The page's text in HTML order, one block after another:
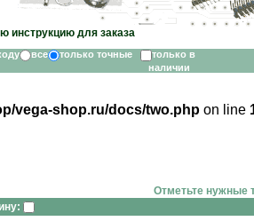
инструкцию для заказа
все только точные
только в
наличии
vega-shop.ru/docs/two.php on line
Отметьте нужные